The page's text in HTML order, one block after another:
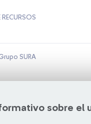
sobre el
SURA